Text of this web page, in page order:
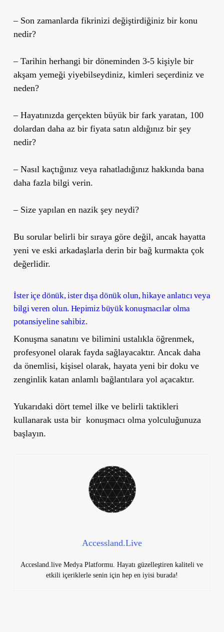
– Son zamanlarda fikrinizi değiştirdiğiniz bir konu
nedir?
– Tarihin herhangi bir döneminden 3-5 kişiyle bir
akşam yemeği yiyebilseydiniz, kimleri seçerdiniz ve
neden?
– Hayatınızda gerçekten büyük bir fark yaratan, 100
dolardan daha az bir fiyata satın aldığınız bir şey
nedir?
– Nasıl kaçtığınız veya rahatladığınız hakkında bana
daha fazla bilgi verin.
– Size yapılan en nazik şey neydi?
Bu sorular belirli bir sıraya göre değil, ancak hayatta
yeni ve eski arkadaşlarla derin bir bağ kurmakta çok
değerlidir.
İster içe dönük, ister dışa dönük olun, hikaye anlatıcı veya
bilgi veren olun. Hepimiz büyük konuşmacılar olma
potansiyeline sahibiz.
Konuşma sanatını ve bilimini ustalıkla öğrenmek,
profesyonel olarak fayda sağlayacaktır. Ancak daha
da önemlisi, kişisel olarak, hayata yeni bir doku ve
zenginlik katan anlamlı bağlantılara yol açacaktır.
Yukarıdaki dört temel ilke ve belirli taktikleri
kullanarak usta bir konuşmacı olma yolculuğunuza
başlayın.
Accessland.Live
Accesland.live Medya Platformu. Hayatı güzelleştiren kaliteli ve
etkili içeriklerle senin için hep en iyisi burada!